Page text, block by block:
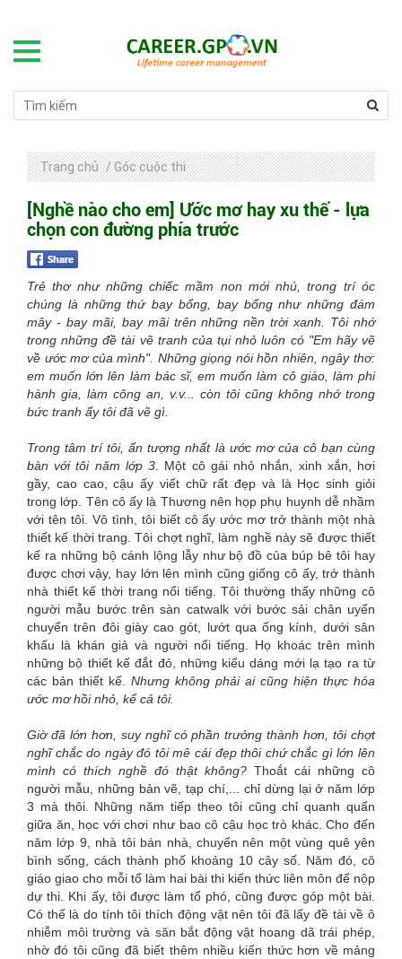
Trang chủ / Góc cuộc thi
[Nghề nào cho em] Ước mơ hay xu thế - lựa
chọn con đường phía trước
Trẻ thơ như những chiếc mầm non mới nhú, trong trí óc
chúng là những thứ bay bổng, bay bổng như những đám
mây - bay mãi, bay mãi trên những nền trời xanh. Tôi nhớ
trong những đề tài vẽ tranh của tụi nhỏ luôn có "Em hãy vẽ
về ước mơ của mình". Những giọng nói hồn nhiên, ngây thơ:
em muốn lớn lên làm bác sĩ, em muốn làm cô giáo, làm phi
hành gia, làm công an, v.v... còn tôi cũng không nhớ trong
bức tranh ấy tôi đã vẽ gì.
Trong tâm trí tôi, ấn tượng nhất là ước mơ của cô bạn cùng
bàn với tôi năm lớp 3 . Một cô gái nhỏ nhắn, xinh xắn, hơi
gầy, cao cao, cậu ấy viết chữ rất đẹp và là Học sinh giỏi
trong lớp. Tên cô ấy là Thương nên họp phụ huynh dễ nhầm
với tên tôi. Vô tình, tôi biết cô ấy ước mơ trở thành một nhà
thiết kế thời trang. Tôi chợt nghĩ, làm nghề này sẽ được thiết
kế ra những bộ cánh lộng lẫy như bộ đồ của búp bê tôi hay
được chơi vậy, hay lớn lên mình cũng giống cô ấy, trở thành
nhà thiết kế thời trang nổi tiếng. Tôi thường thấy những cô
người mẫu bước trên sàn catwalk với bước sải chân uyển
chuyển trên đôi giày cao gót, lướt qua ống kính, dưới sân
khấu là khán giả và người nổi tiếng. Họ khoác trên mình
những bộ thiết kế đắt đỏ, những kiểu dáng mới lạ tạo ra từ
các bản thiết kế. Nhưng không phải ai cũng hiện thực hóa
ước mơ hồi nhỏ, kể cả tôi.
Giờ đã lớn hơn, suy nghĩ có phần trưởng thành hơn, tôi chợt
nghĩ chắc do ngày đó tôi mê cái đẹp thôi chứ chắc gì lớn lên
mình có thích nghề đó thật không? Thoắt cái những cô
người mẫu, những bản vẽ, tạp chí,... chỉ dừng lại ở năm lớp
3 mà thôi. Những năm tiếp theo tôi cũng chỉ quanh quẩn
giữa ăn, học với chơi như bao cô cậu học trò khác. Cho đến
năm lớp 9, nhà tôi bán nhà, chuyển nên một vùng quê yên
bình sống, cách thành phố khoảng 10 cây số. Năm đó, cô
giáo giao cho mỗi tổ làm hai bài thi kiến thức liên môn để nộp
dự thi. Khi ấy, tôi được làm tổ phó, cũng được góp một bài.
Có thể là do tính tôi thích động vật nên tôi đã lấy đề tài về ô
nhiễm môi trường và săn bắt động vật hoang dã trái phép,
nhờ đó tôi cũng đã biết thêm nhiều kiến thức hơn về mảng